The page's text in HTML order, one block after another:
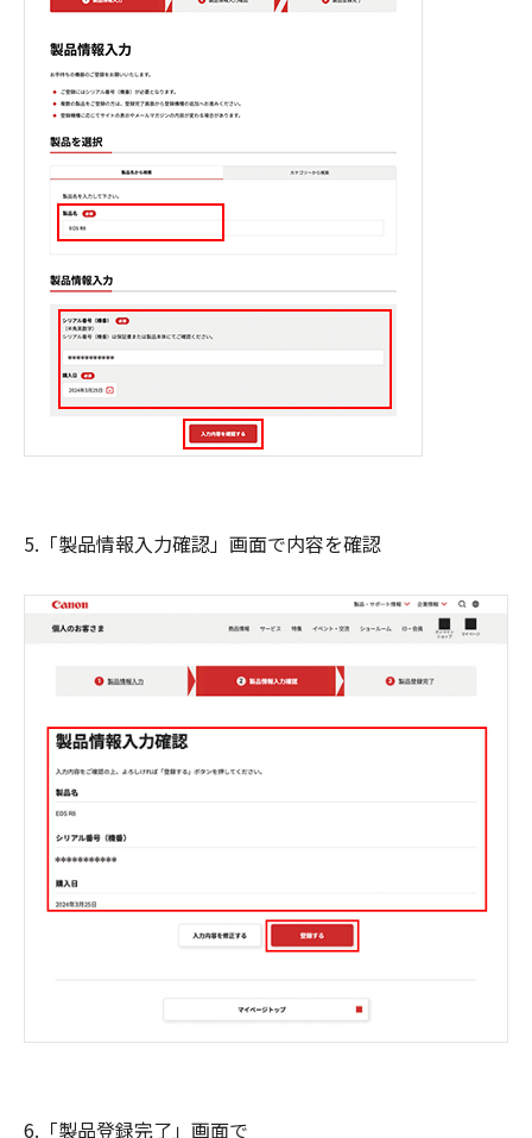
5.「製品情報入力確認」画面で内容を確認
6.「製品登録完了」画面で